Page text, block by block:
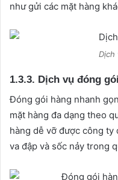
như gửi các mặt hàng
Dịch
1.3.3. Dịch vụ đóng
Đóng gói hàng nhanh
mặt hàng đa dạng theo
hàng dễ vỡ được công
va đập và sốc nảy trong